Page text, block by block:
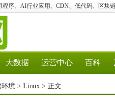
程序、AI行业应用、CDN、低代码、区块
大数据 运营中心 百科
环境 > Linux > 正文